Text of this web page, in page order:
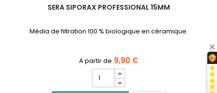
SERA SIPORAX PROFESSIONAL 15MM
Média de filtration 100 % biologique en céramique.
9,90 €
quantité
du